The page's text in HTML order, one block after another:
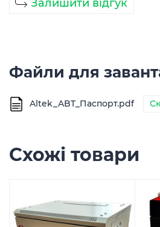
Файли для
Altek_ABT_Паспорт.pdf
Схожі товари